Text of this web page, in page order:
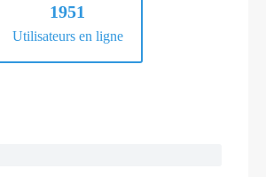
1951
Utilisateurs en ligne